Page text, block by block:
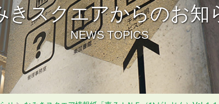
きスクエアからのお知
NEWS TOPICS